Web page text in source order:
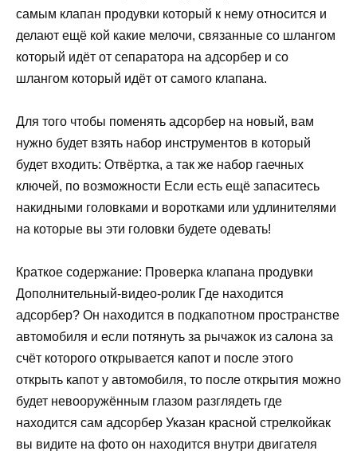
самым клапан продувки который к нему относится и
делают ещё кой какие мелочи, связанные со шлангом
который идёт от сепаратора на адсорбер и со
шлангом который идёт от самого клапана.
Для того чтобы поменять адсорбер на новый, вам
нужно будет взять набор инструментов в который
будет входить: Отвёртка, а так же набор гаечных
ключей, по возможности Если есть ещё запаситесь
накидными головками и воротками или удлинителями
на которые вы эти головки будете одевать!
Краткое содержание: Проверка клапана продувки
Дополнительный-видео-ролик Где находится
адсорбер? Он находится в подкапотном пространстве
автомобиля и если потянуть за рычажок из салона за
счёт которого открывается капот и после этого
открыть капот у автомобиля, то после открытия можно
будет невооружённым глазом разглядеть где
находится сам адсорбер Указан красной стрелкойкак
вы видите на фото он находится внутри двигателя